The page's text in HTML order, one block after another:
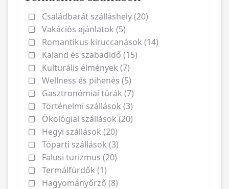
Családbarát szálláshely (20)
Vakációs ajánlatok (5)
Romantikus kiruccanások (14)
Kaland és szabadidő (15)
Kulturális élmények (7)
Wellness és pihenés (5)
Gasztronómiai túrák (7)
Történelmi szállások (3)
Ökológiai szállások (20)
Hegyi szállások (20)
Tóparti szállások (3)
Falusi turizmus (20)
Termálfürdők (1)
Hagyományőrző (8)